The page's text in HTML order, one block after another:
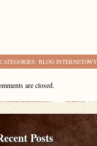
CATEGORIES: BLOG INTERNETOWY
are closed.
Posts